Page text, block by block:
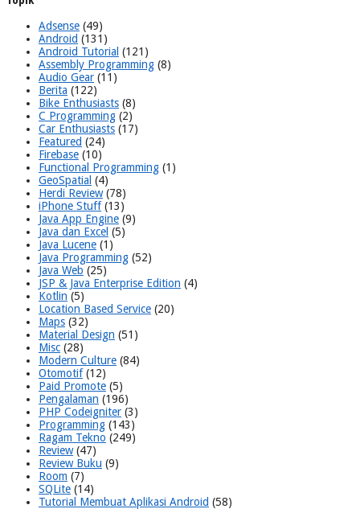
Adsense (49)
Android (131)
Android Tutorial (121)
Assembly Programming (8)
Audio Gear (11)
Berita (122)
Bike Enthusiasts (8)
C Programming (2)
Car Enthusiasts (17)
Featured (24)
Firebase (10)
Functional Programming (1)
GeoSpatial (4)
Herdi Review(78)
iPhone Stuff(13)
Java App Engine (9)
Java dan Excel (5)
Java Lucene (1)
Java Programming (52)
Java Web (25)
JSP & Java Enterprise Edition (4)
Kotlin (5)
Location Based Service (20)
Maps (32)
Material Design (51)
Misc (28)
Modern Culture (84)
Otomotif(12)
Paid Promote (5)
Pengalaman (196)
PHP Codeigniter (3)
Programming (143)
Ragam Tekno (249)
Review(47)
Review Buku (9)
Room (7)
SQLite (14)
Tutorial Membuat Aplikasi Android (58)